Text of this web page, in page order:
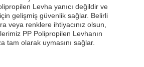
Levha yanıcı değildir ve
gelişmiş güvenlik sağlar. Belirli
veya renklere ihtiyacınız olsun,
PP Polipropilen Levhanın
tam olarak uymasını sağlar.